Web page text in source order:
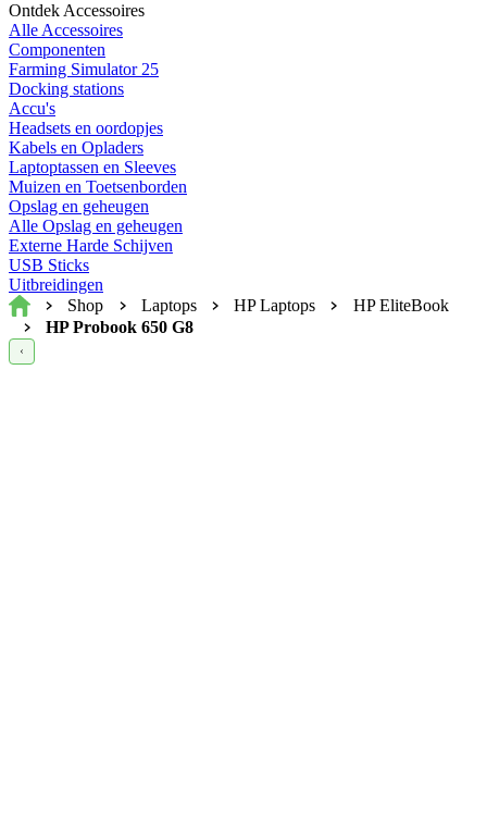
Ontdek Accessoires
Alle Accessoires
Componenten
Farming Simulator 25
Docking stations
Accu's
Headsets en oordopjes
Kabels en Opladers
Laptoptassen en Sleeves
Muizen en Toetsenborden
Opslag en geheugen
Alle Opslag en geheugen
Externe Harde Schijven
USB Sticks
Uitbreidingen
Home
Shop Laptops HP Laptops
HP EliteBook
HP Probook 650 G8